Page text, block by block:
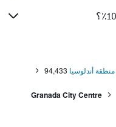
منطقة أندلوسيا 94,433
Granada City Centre